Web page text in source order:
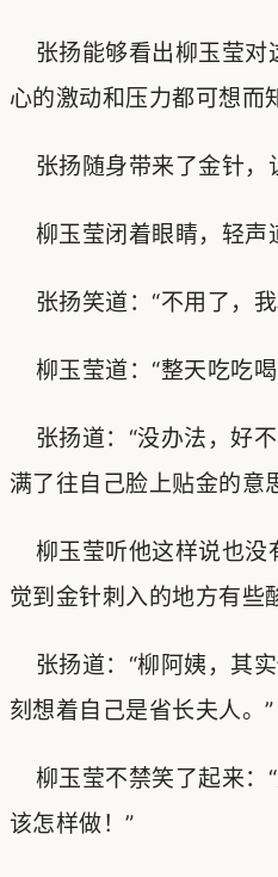
张扬能够看出柳玉莹对
心的激动和压力都可想而
张扬随身带来了金针，
柳玉莹闭着眼睛，轻声
张扬笑道：“不用了，
柳玉莹道：“整天吃吃
张扬道：“没办法，好
满了往自己脸上贴金的意
柳玉莹听他这样说也没
觉到金针刺入的地方有些
张扬道：“柳阿姨，其
刻想着自己是省长夫人。”
柳玉莹不禁笑了起来：
该怎样做！”